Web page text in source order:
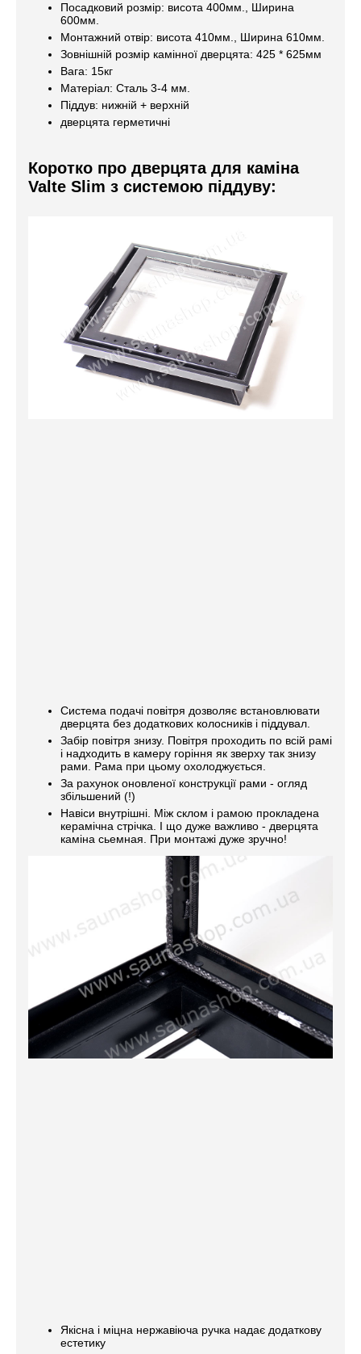
Посадковий розмір: висота 400мм., Ширина
600мм.
Монтажний отвір: висота 410мм., Ширина 610мм.
Зовнішній розмір камінної дверцята: 425 * 625мм
Вага: 15кг
Матеріал: Сталь 3-4 мм.
Піддув: нижній + верхній
дверцята герметичні
Коротко про дверцята для каміна
Valte Slim з системою піддуву:
Система подачі повітря дозволяє встановлювати
дверцята без додаткових колосників і піддувал.
Забір повітря знизу. Повітря проходить по всій рамі
і надходить в камеру горіння як зверху так знизу
рами. Рама при цьому охолоджується.
За рахунок оновленої конструкції рами - огляд
збільшений (!)
Навіси внутрішні. Між склом і рамою прокладена
керамічна стрічка. І що дуже важливо - дверцята
каміна сьемная. При монтажі дуже зручно!
Якісна і міцна нержавіюча ручка надає додаткову
естетику